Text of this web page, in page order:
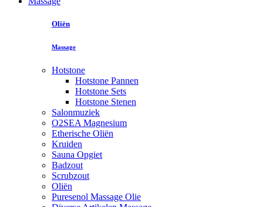
Oliën
Massage
Hotstone
Hotstone Pannen
Hotstone Sets
Hotstone Stenen
Salonmuziek
O2SEA Magnesium
Etherische Oliën
Kruiden
Sauna Opgiet
Badzout
Scrubzout
Oliën
Puresenol Massage Olie